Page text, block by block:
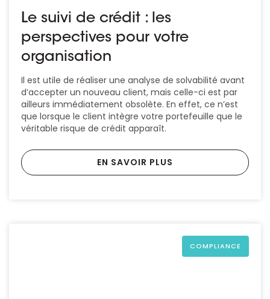
Le suivi de crédit : les
perspectives pour votre
organisation
Il est utile de réaliser une analyse de solvabilité avant
d’accepter un nouveau client, mais celle-ci est par
ailleurs immédiatement obsolète. En effet, ce n’est
que lorsque le client intègre votre portefeuille que le
véritable risque de crédit apparaît.
EN SAVOIR PLUS
COMPLIANCE